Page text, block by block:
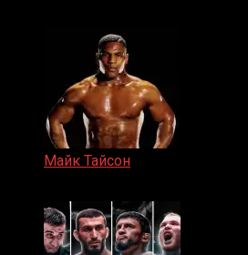
Майк Тайсон